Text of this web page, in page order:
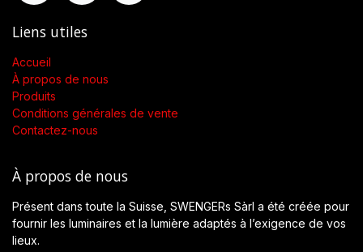
Liens utiles
Accueil
À propos de nous
Produits
Conditions générales de vente
Contactez-nous
À propos de nous
Présent dans toute la Suisse, SWENGERs Sàrl a été créée pour
fournir les luminaires et la lumière adaptés à l’exigence de vos
lieux.